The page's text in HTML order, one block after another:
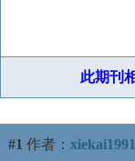
此期刊
#1 作者： xiekai1991